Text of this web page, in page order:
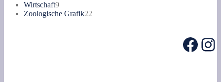
Produkte
Wirtschaft99
Produkte
Zoologische Grafik22